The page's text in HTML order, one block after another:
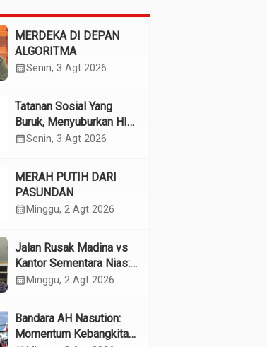
MERDEKA DI DEPAN
ALGORITMA
calendar_monthSenin, 3 Agt 2026
Tatanan Sosial Yang
Buruk, Menyuburkan HIV
Pada Remaja
calendar_monthSenin, 3 Agt 2026
MERAH PUTIH DARI
PASUNDAN
calendar_month Minggu, 2 Agt 2026
Jalan Rusak Madina vs
Kantor Sementara Nias:
Kebijakan Pilih Kasih
calendar_month Minggu, 2 Agt 2026
Bandara AH Nasution:
Momentum Kebangkitan